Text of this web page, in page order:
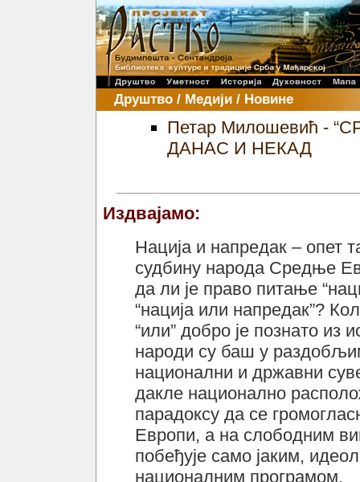
Друштво / Медији / Новине
Петар Милошевић -
ДАНАС И НЕКАД
Издвајамо:
Нација и напредак – опет
судбину народа Средње
да ли је право питање
“нација или напредак”?
“или” добро је познато из
народи су баш у
национални и државни
дакле национално
парадоксу да се
Европи, а на слободним
побеђује само јаким,
националним програмом.